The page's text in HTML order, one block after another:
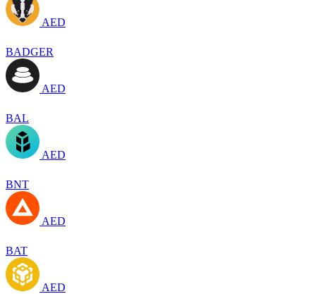
AED
BADGER
AED
BAL
AED
BNT
AED
BAT
AED